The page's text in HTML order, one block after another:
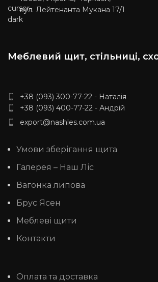
вул. Лейтенанта Мукана 17/1
Меблевий щит, стільниці,
+38 (093) 300-77-22 - Наталія
+38 (093) 400-77-22 - Андрій
export@nashles.com.ua
Умови зберігання щита
Галерея – Наш Ліс
Вагонка липова
Брус Ясен
Меблеві щити
Контакти
Оплата та доставка